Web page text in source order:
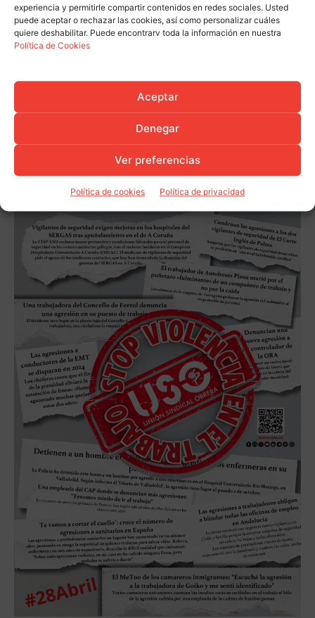
experiencia y permitirle compartir contenidos en redes sociales. Usted
puede aceptar o rechazar las cookies, así como personalizar cuáles
quiere deshabilitar. Puede encontrarv toda la información en nuestra
Política de Cookies
Aceptar
Denegar
Ver preferencias
Política de cookies Política de privacidad